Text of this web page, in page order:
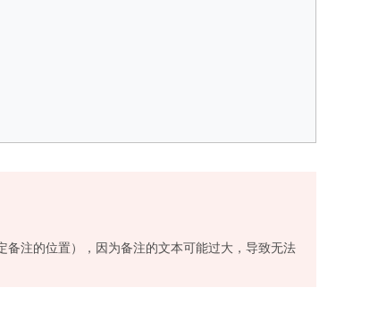
备注的位置），因为备注的文本可能过大，导致无法